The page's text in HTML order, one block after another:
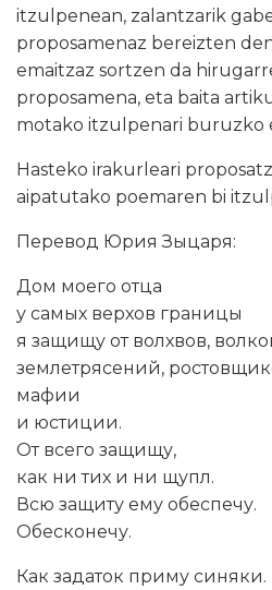
itzulpenean, zalantzarik
proposamenaz bereizten
emaitzaz sortzen da
proposamena, eta baita
motako itzulpenari buruzko
Hasteko irakurleari
aipatutako poemaren bi
Перевод Юрия Зыцаря:
Дом моего отца
у самых верхов границы
я защищу от волхвов,
землетрясений,
мафии
и юстиции.
От всего защищу,
как ни тих и ни щупл.
Всю защиту ему обеспечу.
Обесконечу.
Как задаток приму синяки.